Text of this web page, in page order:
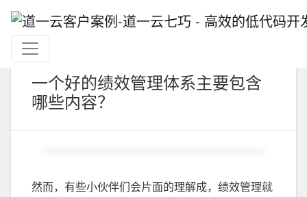
一个好的绩效管理体系主要包含
哪些内容？
然而，有些小伙伴们会片面的理解成，绩效管理就